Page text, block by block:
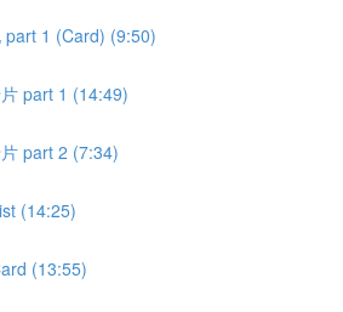
part 1 (Card) (9:50)
part 1 (14:49)
part 2 (7:34)
(14:25)
(13:55)